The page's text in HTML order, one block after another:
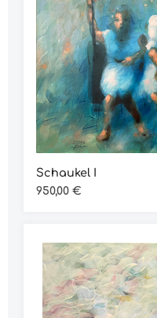
Schaukel I
Regulärer Preis:
950,00 €